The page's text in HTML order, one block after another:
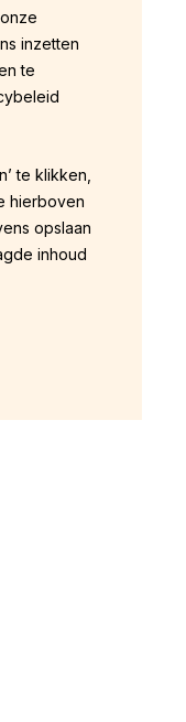
inzetten
te
te klikken,
hierboven
opslaan
inhoud